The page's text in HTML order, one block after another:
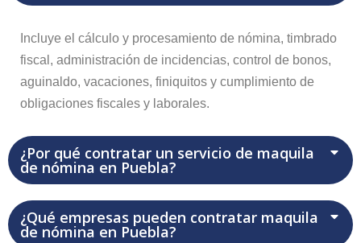
Incluye el cálculo y procesamiento de nómina, timbrado
fiscal, administración de incidencias, control de bonos,
aguinaldo, vacaciones, finiquitos y cumplimiento de
obligaciones fiscales y laborales.
¿Por qué contratar un servicio de maquila
de nómina en Puebla?
¿Qué empresas pueden contratar maquila
de nómina en Puebla?